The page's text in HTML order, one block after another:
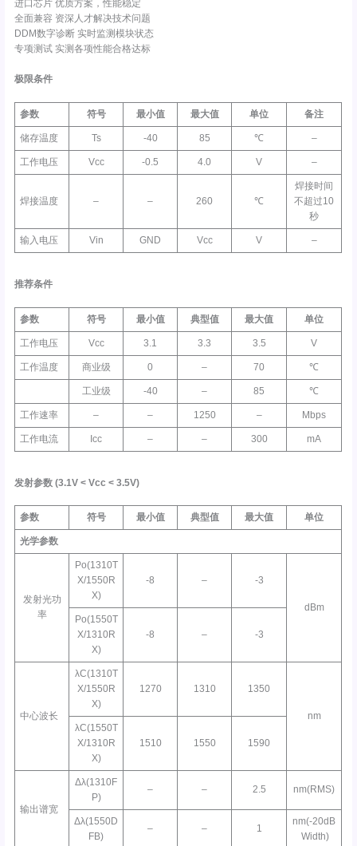
进口芯片 优质方案，性能稳定
全面兼容 资深人才解决技术问题
DDM数字诊断 实时监测模块状态
专项测试 实测各项性能合格达标
极限条件
参数 符号 最小值 最大值 单位 备注
储存温度 Ts -40 85 ℃ –
工作电压 Vcc -0.5 4.0 V –
焊接温度 – – 260 ℃
焊接时间
不超过10
秒
输入电压 Vin GND Vcc V –
推荐条件
参数 符号 最小值 典型值 最大值 单位
工作电压 Vcc 3.1 3.3 3.5 V
工作温度 商业级 0 – 70 ℃
工业级 -40 – 85 ℃
工作速率 – – 1250 – Mbps
工作电流 Icc – – 300 mA
发射参数 (3.1V <Vcc < 3.5V)
参数 符号 最小值 典型值 最大值 单位
光学参数
发射光功
率
Po(1310T
X/1550R
X)
-8 – -3
dBm
Po(1550T
X/1310R
X)
-8 – -3
中心波长
λC(1310T
X/1550R
X)
1270 1310 1350
nm
λC(1550T
X/1310R
X)
1510 1550 1590
输出谱宽
Δλ(1310F
P)
– – 2.5 nm(RMS)
Δλ(1550D
FB)
– – 1
nm(-20dB
Width)